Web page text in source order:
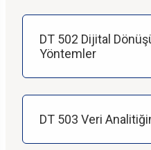
DT 502 Dijital
Yöntemler
DT 503 Veri